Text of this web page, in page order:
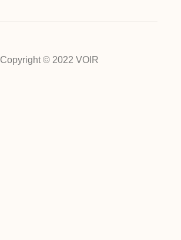
Copyright © 2022 VOIR